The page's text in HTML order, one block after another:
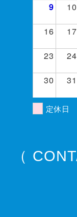
9 10
16
17
23
24
30
31
定休日
（